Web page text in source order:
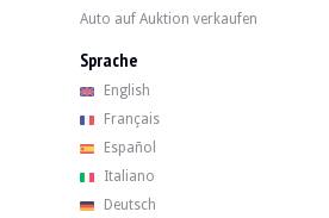
an, dass sich das Fahrzeug in einem guten
ab Werk 110 PS. Der Verkäufer sagt, dass
Auto auf Auktion verkaufen
Sprache
English
Français
Español
Italiano
Deutsch